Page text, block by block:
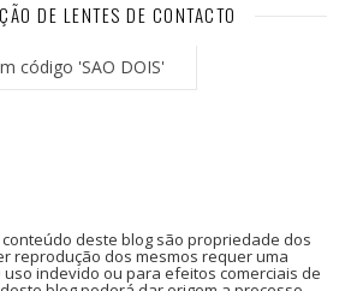
DE LENTES DE CONTACTO
código 'SAO DOIS'
deste blog são propriedade dos
reprodução dos mesmos requer uma
indevido ou para efeitos comerciais de